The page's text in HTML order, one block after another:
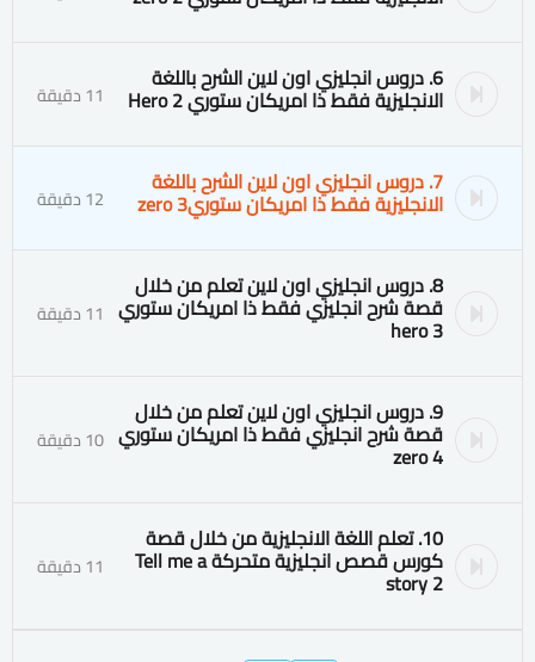
6. دروس انجليزي اون لاين الشرح باللغة
الانجليزية فقط ذا امريكان ستوري 2 Hero 11 دقيقة
7. دروس انجليزي اون لاين الشرح باللغة
الانجليزية فقط ذا امريكان ستوري3 zero 12 دقيقة
8. دروس انجليزي اون لاين تعلم من خلال
قصة شرح انجليزي فقط ذا امريكان ستوري
3 hero 11 دقيقة
9. دروس انجليزي اون لاين تعلم من خلال
قصة شرح انجليزي فقط ذا امريكان ستوري
4 zero 10 دقيقة
10. تعلم اللغة الانجليزية من خلال قصة
كورس قصص انجليزية متحركة Tell me a
story 2 11 دقيقة